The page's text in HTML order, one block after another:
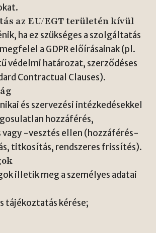
az EU/EGT területén kívül
ha ez szükséges a szolgáltatás
a GDPR előírásainak (pl.
védelmi határozat, szerződéses
Contractual Clauses).
és szervezési intézkedésekkel
hozzáférés,
-vesztés ellen (hozzáférés-
titkosítás, rendszeres frissítés).
illetik meg a személyes adatai
tájékoztatás kérése;